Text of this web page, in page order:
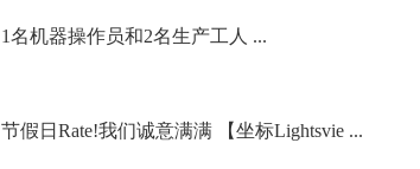
1名机器操作员和2名生产工人 ...
节假日Rate!我们诚意满满 【坐标Lightsvie ...